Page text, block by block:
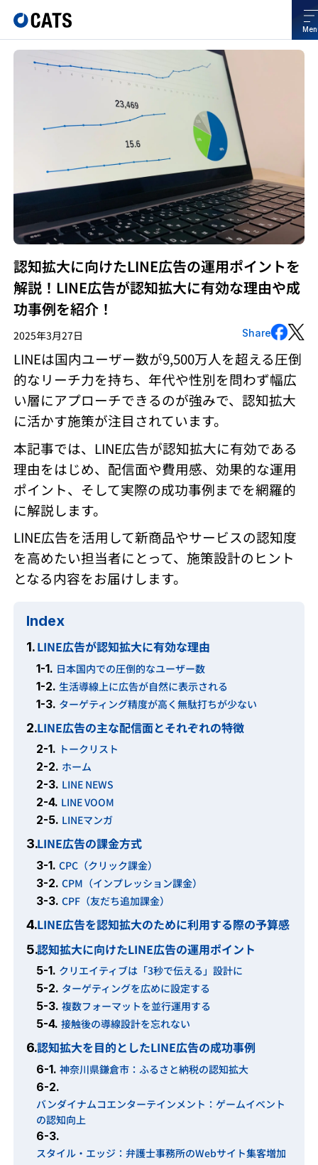
認知拡大に向けたLINE広告の運用ポイントを
解説！LINE広告が認知拡大に有効な理由や成
功事例を紹介！
2025年3月27日 Share
LINEは国内ユーザー数が9,500万人を超える圧倒
的なリーチ力を持ち、年代や性別を問わず幅広
い層にアプローチできるのが強みで、認知拡大
に活かす施策が注目されています。
本記事では、LINE広告が認知拡大に有効である
理由をはじめ、配信面や費用感、効果的な運用
ポイント、そして実際の成功事例までを網羅的
に解説します。
LINE広告を活用して新商品やサービスの認知度
を高めたい担当者にとって、施策設計のヒント
となる内容をお届けします。
Index
1.LINE広告が認知拡大に有効な理由
1-1. 日本国内での圧倒的なユーザー数
1-2. 生活導線上に広告が自然に表示される
1-3. ターゲティング精度が高く無駄打ちが少ない
2.LINE広告の主な配信面とそれぞれの特徴
2-1. トークリスト
2-2. ホーム
2-3. LINE NEWS
2-4. LINE VOOM
2-5. LINEマンガ
3.LINE広告の課金方式
3-1. CPC（クリック課金）
3-2. CPM（インプレッション課金）
3-3. CPF（友だち追加課金）
4.LINE広告を認知拡大のために利用する際の予算感
5.認知拡大に向けたLINE広告の運用ポイント
5-1. クリエイティブは「3秒で伝える」設計に
5-2. ターゲティングを広めに設定する
5-3. 複数フォーマットを並行運用する
5-4. 接触後の導線設計を忘れない
6.認知拡大を目的としたLINE広告の成功事例
6-1. 神奈川県鎌倉市：ふるさと納税の認知拡大
6-2.
バンダイナムコエンターテインメント：ゲームイベント
の認知向上
6-3.
スタイル・エッジ：弁護士事務所のWebサイト集客増加